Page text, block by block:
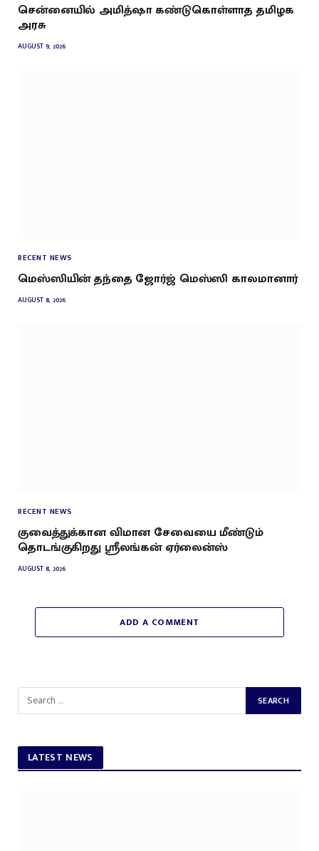
சென்னையில் அமித்ஷா கண்டுகொள்ளாத தமிழக
அரசு
AUGUST 9, 2026
RECENT NEWS
மெஸ்ஸியின் தந்தை ஜோர்ஜ் மெஸ்ஸி காலமானார்
AUGUST 8, 2026
RECENT NEWS
குவைத்துக்கான விமான சேவையை மீண்டும்
தொடங்குகிறது ஸ்ரீலங்கன் ஏர்லைன்ஸ்
AUGUST 8, 2026
ADD A COMMENT
LATEST NEWS